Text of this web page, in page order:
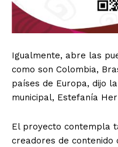
Igualmente, abre las
como son Colombia,
países de Europa, dijo
municipal, Estefanía
El proyecto contempla
creadores de contenido